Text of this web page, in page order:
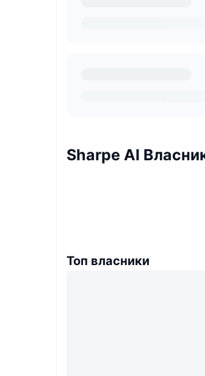
Sharpe AI
Топ власники